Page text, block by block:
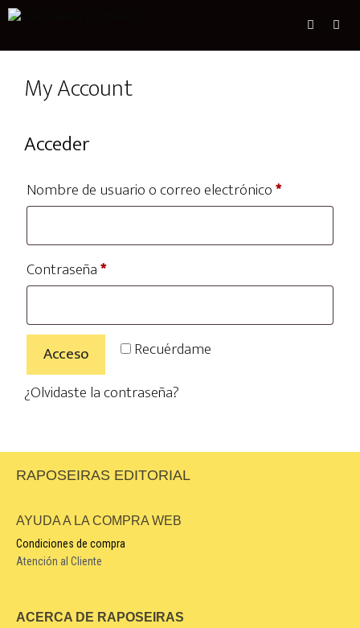
My Account
Acceder
Nombre de usuario o correo electrónico*
Contraseña*
Recuérdame
Acceso
¿Olvidaste la contraseña?
RAPOSEIRAS EDITORIAL
AYUDA A LA COMPRA WEB
Condiciones de compra
Atención al Cliente
ACERCA DE RAPOSEIRAS